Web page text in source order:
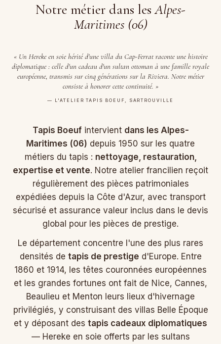
Notre métier dans lesAlpes-
Maritimes (06)
« Un Hereke en soie hérité d'une villa du Cap-Ferrat raconte une histoire
diplomatique : celle d'un cadeau d'un sultan ottoman à une famille royale
européenne, transmis sur cinq générations sur la Riviera. Notre métier
consiste à honorer cette continuité. »
— L'ATELIER TAPIS BOEUF, SARTROUVILLE
Tapis Boeufintervient dans les Alpes-
Maritimes (06) depuis 1950 sur les quatre
métiers du tapis : nettoyage, restauration,
expertise et vente. Notre atelier francilien reçoit
régulièrement des pièces patrimoniales
expédiées depuis la Côte d'Azur, avec transport
sécurisé et assurance valeur inclus dans le devis
global pour les pièces de prestige.
Le département concentre l'une des plus rares
densités de tapis de prestige d'Europe. Entre
1860 et 1914, les têtes couronnées européennes
et les grandes fortunes ont fait de Nice, Cannes,
Beaulieu et Menton leurs lieux d'hivernage
privilégiés, y construisant des villas Belle Époque
et y déposant des tapis cadeaux diplomatiques
— Hereke en soie offerts par les sultans